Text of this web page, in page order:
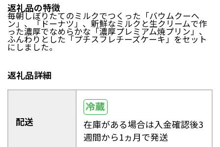
三木市（兵庫県）
香美町（兵庫県）
中国エリア
米子市（鳥取県）
日吉津村（鳥取県）
江府町（鳥取県）松江市（島根県）
大田市（島根県） 安来市（島根県）
岡山市（岡山県）倉敷市（岡山県）
高梁市（岡山県）瀬戸内市（岡山県）
返礼品の特徴
毎朝しぼりたてのミルクでつくった「バウムクーヘ
ン」、「ドーナツ」、新鮮なミルクと生クリームで作
った濃厚でなめらかな「濃厚プレミアム焼プリン」、
ふんわりとした「プチスフレチーズケーキ」をセット
にしました。
返礼品詳細
配送
在庫がある場合は入金確認後3
週間から1ヵ月で発送